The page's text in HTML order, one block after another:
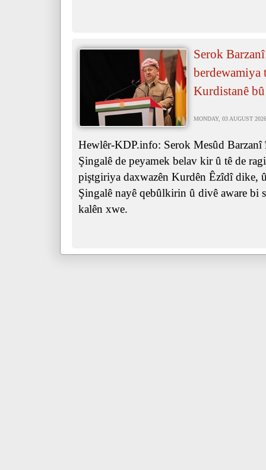
Serok
berdewamiya
Kurdistanê bû
MONDAY, 03 AUGUST
Hewlêr-KDP.info: Serok Mesûd Barzanî
Şingalê de peyamek belav kir û tê de
piştgiriya daxwazên Kurdên Êzîdî dike,
Şingalê nayê qebûlkirin û divê aware bi
kalên xwe.